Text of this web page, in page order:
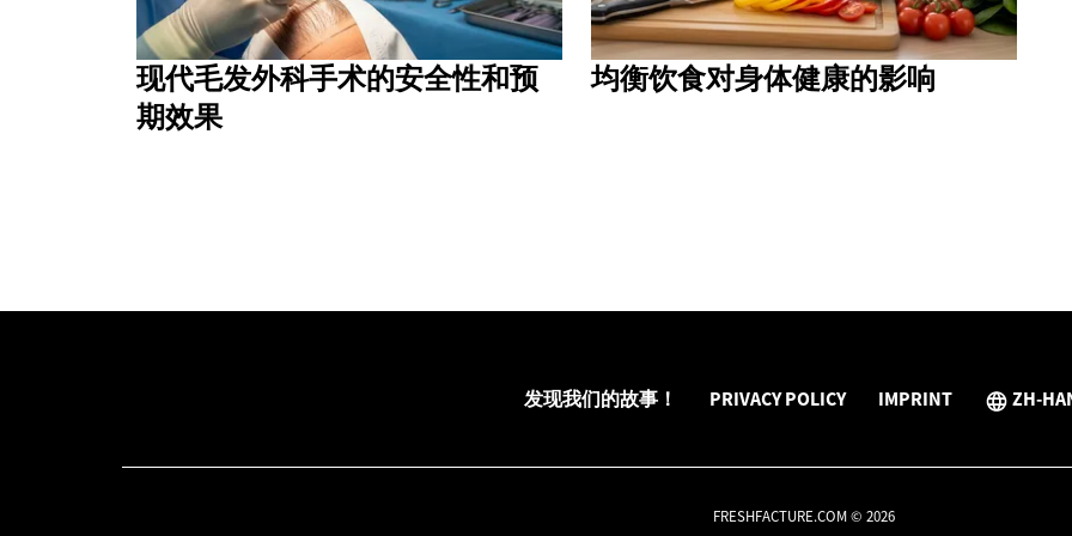
现代毛发外科手术的安全性和预
期效果
均衡饮食对身体健康的影响
发现我们的故事！ PRIVACY POLICY IMPRINT ZH-
FRESHFACTURE.COM © 2026